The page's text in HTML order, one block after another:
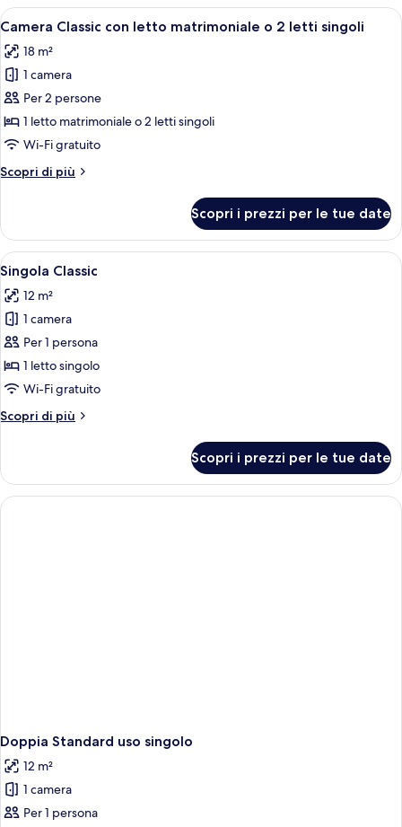
Apri
tutte
le
foto
per
Camera
Classic
letto
2
letti
singoli
Copriletto in piuma, minibar, una
6
Camera Classic con letto matrimoniale o 2 letti singoli
18 m²
1 camera
Per 2 persone
1 letto matrimoniale o 2 letti singoli
Wi-Fi gratuito
Scopri di più
Altri
Classic
con
letto
matrimoniale
o
2
letti
singoli
Scopri i prezzi per le tue date
Apri
tutte
le
foto
per
Singola
Classic
Singola Classic | Copriletto in piuma,
3
Singola Classic
12 m²
1 camera
Per 1 persona
1 letto singolo
Wi-Fi gratuito
Scopri di più
Altri
Classic
Scopri i prezzi per le tue date
Doppia Standard uso singolo
12 m²
1 camera
Per 1 persona